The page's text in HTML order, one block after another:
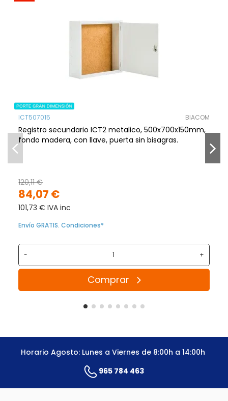
ICT507015 BIACOM
Registro secundario ICT2 metalico, 500x700x150mm,
fondo madera, con llave, puerta sin bisagras.
84,07 €
120,11 €
101,73 € IVA inc
Envío GRATIS. Condiciones*
- +
Comprar
Horario Agosto: Lunes a Viernes de 8:00h a 14:00h
965 784 463